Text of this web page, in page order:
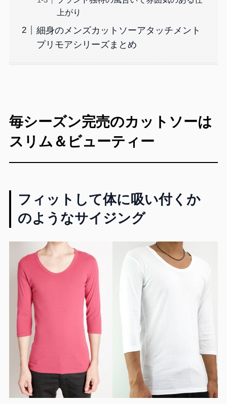
上がり
細身のメンズカットソーアタッチメント
プリモアシリーズまとめ
毎シーズン完売のカットソーは
スリム＆ビューティー
フィットして体に吸い付くか
のようなサイジング